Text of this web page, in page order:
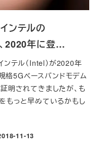
ンテルの
2020年に登…
ンテル（Intel）が2020年
5Gベースバンドモデム
明されてきましたが、も
もっと早めているかもし
稿日
11-13